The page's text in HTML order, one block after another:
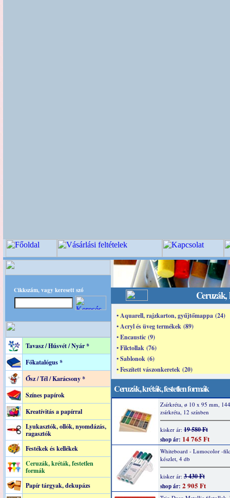
Cikkszám, vagy keresett szó
Tavasz / Húsvét / Nyár *
Főkatalógus *
Ősz / Tél / Karácsony *
Színes papírok
Kreatívitás a papírral
Lyukasztók, ollók, nyomdázás,
ragasztók
Festékek és kellékek
Ceruzák, kréták, festetlen
formák
Papír tárgyak, dekupázs
Ceruzák,
• Aquarell, rajzkarton, gyűjtőmappa (24)
• Acryl és üveg termékek (89)
• Encaustic (9)
• Filctollak (76)
• Sablonok (6)
• Feszített vászonkeretek (20)
Ceruzák, kréták, festetlen formák
Zsírkréta, ø 10 x 95 mm,
zsírkréta, 12 színben
kisker ár: 19 580 Ft
shop ár: 14 765 Ft
Whiteboard - Lumocolor -
készlet, 4 db
kisker ár: 3 430 Ft
shop ár: 2 905 Ft